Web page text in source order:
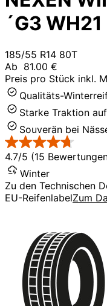
´G3 WH21
185/55 R14 80T
Ab 81.00 €
Preis pro Stück inkl.
Qualitäts-
Starke Traktion
Souverän bei
4.7/5 (15
Winter
Zu den Technischen
EU-ReifenlabelZum